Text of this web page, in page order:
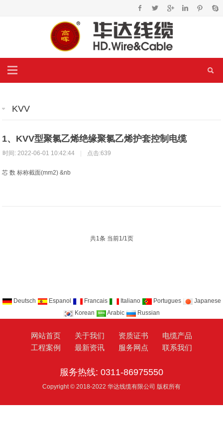
KVV
1、KVV型聚氯乙烯绝缘聚氯乙烯护套控制电缆
间: 2022-06-01 10:42:44 点击:639
芯 数 标称截面(mm2) &nb
共1条 当前1/1页
Deutsch Espanol Francais Italiano Portugues
Japanese
Korean
Arabic Russian
网站首页 关于我们 资质证书
电缆产品
工程案例
最新资讯 服务网点 联系我们
服务热线: 0311-86975550
Copyright © 2018-2022 华达线缆有限公司 版权所有